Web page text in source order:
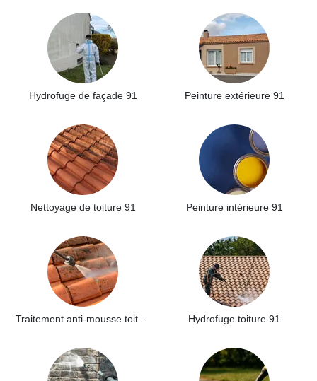
Hydrofuge de façade 91 Peinture extérieure 91
Nettoyage de toiture 91 Peinture intérieure 91
Hydrofuge toiture 91